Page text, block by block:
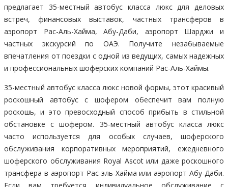
предлагает 35-местный автобус класса люкс для деловых
встреч, финансовых выставок, частных трансферов в
аэропорт Рас-Аль-Хайма, Абу-Даби, аэропорт Шарджи и
частных экскурсий по ОАЭ. Получите незабываемые
впечатления от поездки с одной из ведущих, самых надежных
и профессиональных шоферских компаний Рас-Аль-Хаймы.
35-местный автобус класса люкс новой формы, этот красивый
роскошный автобус с шофером обеспечит вам полную
роскошь, и это превосходный способ прибыть в стильной
обстановке с шофером. 35-местный автобус класса люкс
часто используется для особых случаев, шоферского
обслуживания корпоративных мероприятий, ежедневного
шоферского обслуживания Royal Ascot или даже роскошного
трансфера в аэропорт Рас-эль-Хайма или аэропорт Абу-Даби.